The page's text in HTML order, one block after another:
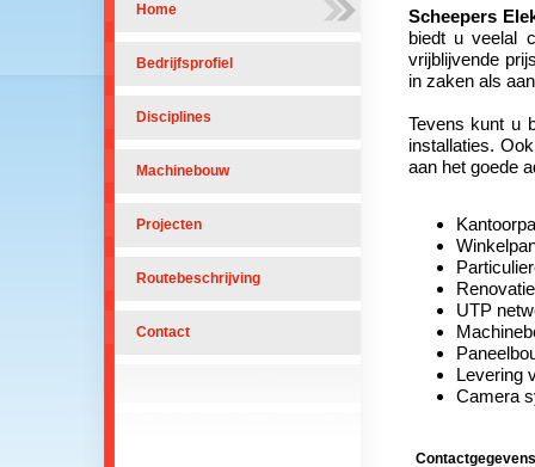
Home
Bedrijfsprofiel
Disciplines
Machinebouw
Projecten
Routebeschrijving
Contact
Scheepers
biedt u veelal
vrijblijvende
in zaken als
Tevens kunt u
installaties.
aan het goede
UTP
Levering
Camera